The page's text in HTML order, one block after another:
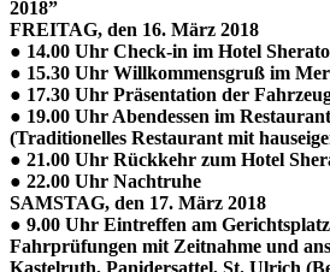
2018”
FREITAG, den 16. März 2018
● 14.00 Uhr Check-in im Hotel
● 15.30 Uhr Willkommensgruß im
● 17.30 Uhr Präsentation der
● 19.00 Uhr Abendessen im
(Traditionelles Restaurant mit
● 21.00 Uhr Rückkehr zum Hotel
● 22.00 Uhr Nachtruhe
SAMSTAG, den 17. März 2018
● 9.00 Uhr Eintreffen am
Fahrprüfungen mit Zeitnahme und
Kastelruth, Panidersattel, St. Ulrich